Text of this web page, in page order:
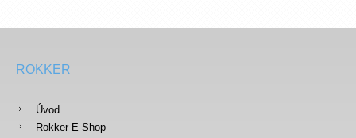
ROKKER
Úvod
Rokker E-Shop